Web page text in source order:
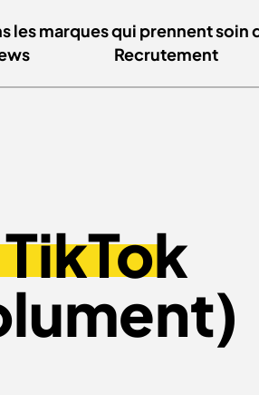
les marques qui prennent soin
Recrutement